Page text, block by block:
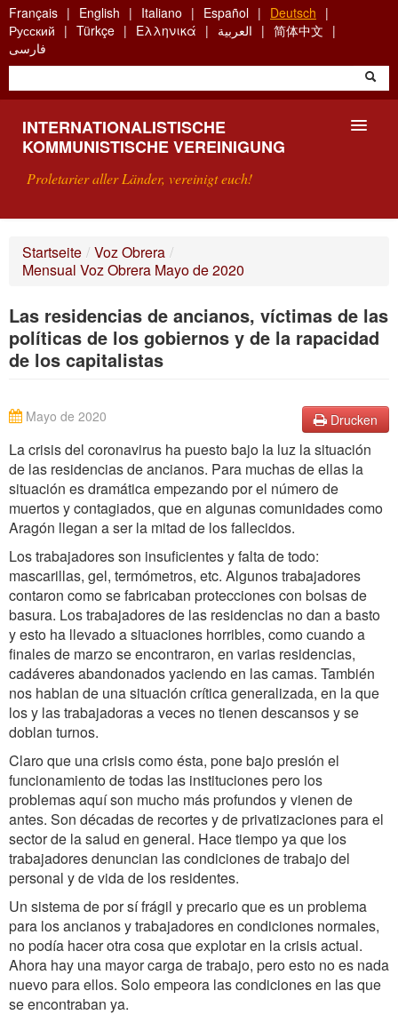
Skip
to
main
content
Français English Italiano Español
Deutsch
Русский
Türkçe Ελληνικά العربية
简体中文
فارسی
INTERNATIONALISTISCHE
KOMMUNISTISCHE VEREINIGUNG
Proletarier aller Länder, vereinigt euch!
WAS IST DIE IKV?
SUCHE
KONTAKT
Startseite / Voz Obrera /
Mensual Voz Obrera Mayo de 2020
Las residencias de ancianos, víctimas de las
políticas de los gobiernos y de la rapacidad
de los capitalistas
Drucken
Mayo de 2020
La crisis del coronavirus ha puesto bajo la luz la situación
de las residencias de ancianos. Para muchas de ellas la
situación es dramática empezando por el número de
muertos y contagiados, que en algunas comunidades como
Aragón llegan a ser la mitad de los fallecidos.
Los trabajadores son insuficientes y falta de todo:
mascarillas, gel, termómetros, etc. Algunos trabajadores
contaron como se fabricaban protecciones con bolsas de
basura. Los trabajadores de las residencias no dan a basto
y esto ha llevado a situaciones horribles, como cuando a
finales de marzo se encontraron, en varias residencias,
cadáveres abandonados yaciendo en las camas. También
nos hablan de una situación crítica generalizada, en la que
los y las trabajadoras a veces no tienen descansos y se
doblan turnos.
Claro que una crisis como ésta, pone bajo presión el
funcionamiento de todas las instituciones pero los
problemas aquí son mucho más profundos y vienen de
antes. Son décadas de recortes y de privatizaciones para el
sector de la salud en general. Hace tiempo ya que los
trabajadores denuncian las condiciones de trabajo del
personal y de vida de los residentes.
Un sistema de por sí frágil y precario que es un problema
para los ancianos y trabajadores en condiciones normales,
no podía hacer otra cosa que explotar en la crisis actual.
Ahora hay una mayor carga de trabajo, pero esto no es nada
nuevo para ellos. Solo empeora las condiciones en las que
se encontraban ya.